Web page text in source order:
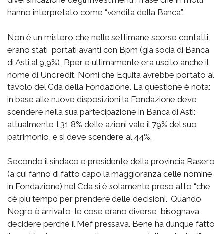
hanno interpretato come “vendita della Banca”.
Non è un mistero che nelle settimane scorse contatti
erano stati portati avanti con Bpm (già socia di Banca
di Asti al 9,9%), Bper e ultimamente era uscito anche il
nome di Unciredit. Nomi che Equita avrebbe portato al
tavolo del Cda della Fondazione. La questione è nota:
in base alle nuove disposizioni la Fondazione deve
scendere nella sua partecipazione in Banca di Asti:
attualmente il 31,8% delle azioni vale il 79% del suo
patrimonio, e si deve scendere al 44%.
Secondo il sindaco e presidente della provincia Rasero
(a cui fanno di fatto capo la maggioranza delle nomine
in Fondazione) nel Cda si è solamente preso atto “che
c’è più tempo per prendere delle decisioni. Quando
Negro è arrivato, le cose erano diverse, bisognava
decidere perché il Mef pressava. Bene ha dunque fatto